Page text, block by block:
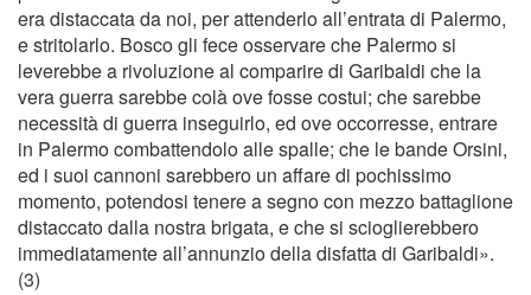
era distaccata da noi, per attenderlo all’entrata di Palermo,
e stritolarlo. Bosco gli fece osservare che Palermo si
leverebbe a rivoluzione al comparire di Garibaldi che la
vera guerra sarebbe colà ove fosse costui; che sarebbe
necessità di guerra inseguirlo, ed ove occorresse, entrare
in Palermo combattendolo alle spalle; che le bande Orsini,
ed i suoi cannoni sarebbero un affare di pochissimo
momento, potendosi tenere a segno con mezzo battaglione
distaccato dalla nostra brigata, e che si scioglierebbero
immediatamente all’annunzio della disfatta di Garibaldi».
(3)